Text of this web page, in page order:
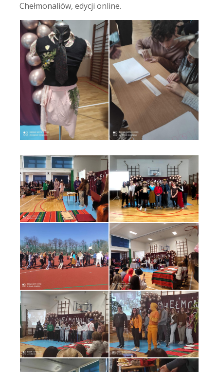
Chełmonaliów, edycji online.